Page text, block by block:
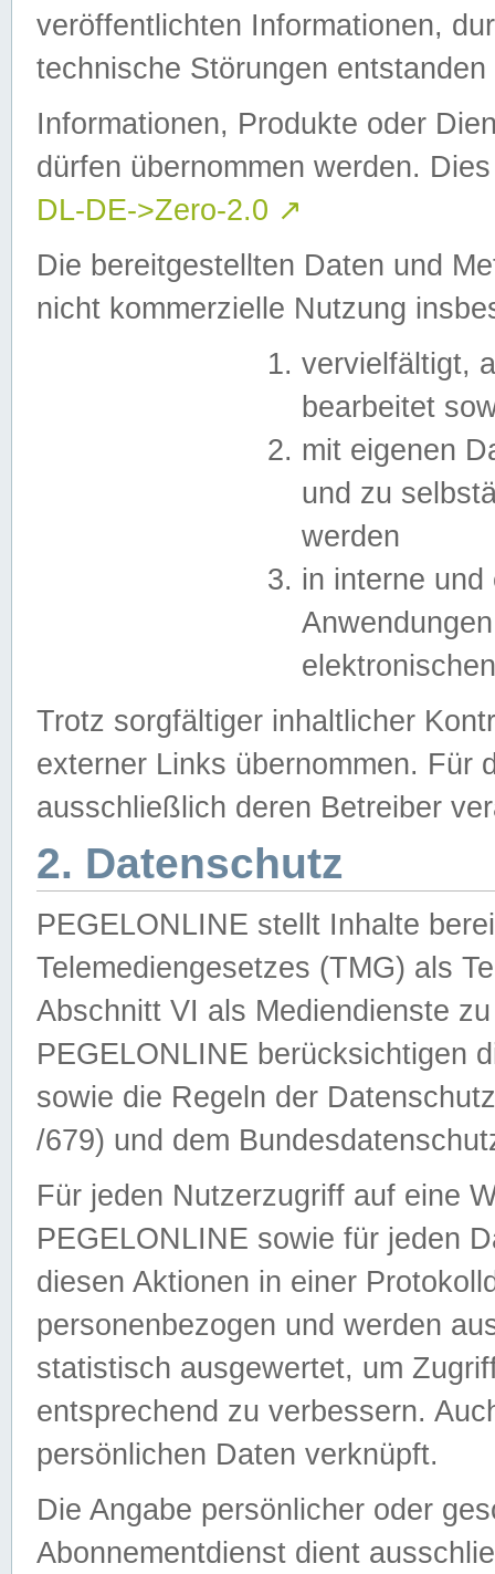
veröffentlichten Informationen,
technische Störungen
Informationen, Produkte oder
dürfen übernommen werden.
DL-DE->Zero-2.0 ↗
Die bereitgestellten Daten und
nicht kommerzielle Nutzung
vervielfältigt,
bearbeitet
mit eigenen
und zu
werden
in interne
Trotz sorgfältiger inhaltlicher
externer Links übernommen. Für
ausschließlich deren Betreiber
2. Datenschutz
PEGELONLINE stellt Inhalte
Telemediengesetzes (TMG) als
Abschnitt VI als Mediendienste
PEGELONLINE berücksichtigen
sowie die Regeln der
/679) und dem
Für jeden Nutzerzugriff auf eine
PEGELONLINE sowie für jeden
diesen Aktionen in einer
personenbezogen und werden
statistisch ausgewertet, um
entsprechend zu verbessern.
persönlichen Daten verknüpft.
Die Angabe persönlicher oder
Abonnementdienst dient